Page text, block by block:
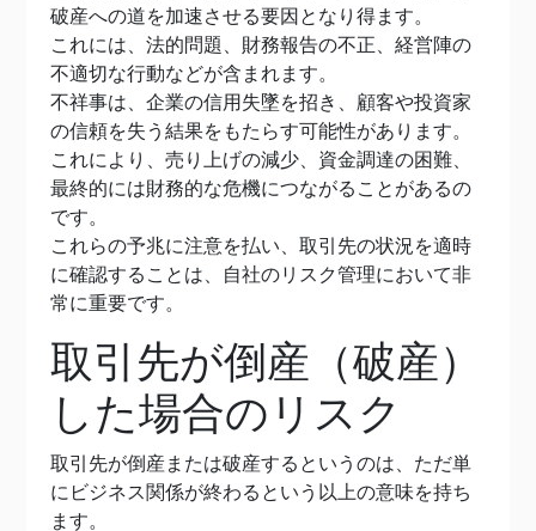
破産への道を加速させる要因となり得ます。
これには、法的問題、財務報告の不正、経営陣の
不適切な行動などが含まれます。
不祥事は、企業の信用失墜を招き、顧客や投資家
の信頼を失う結果をもたらす可能性があります。
これにより、売り上げの減少、資金調達の困難、
最終的には財務的な危機につながることがあるの
です。
これらの予兆に注意を払い、取引先の状況を適時
に確認することは、自社のリスク管理において非
常に重要です。
取引先が倒産（破産）
した場合のリスク
取引先が倒産または破産するというのは、ただ単
にビジネス関係が終わるという以上の意味を持ち
ます。